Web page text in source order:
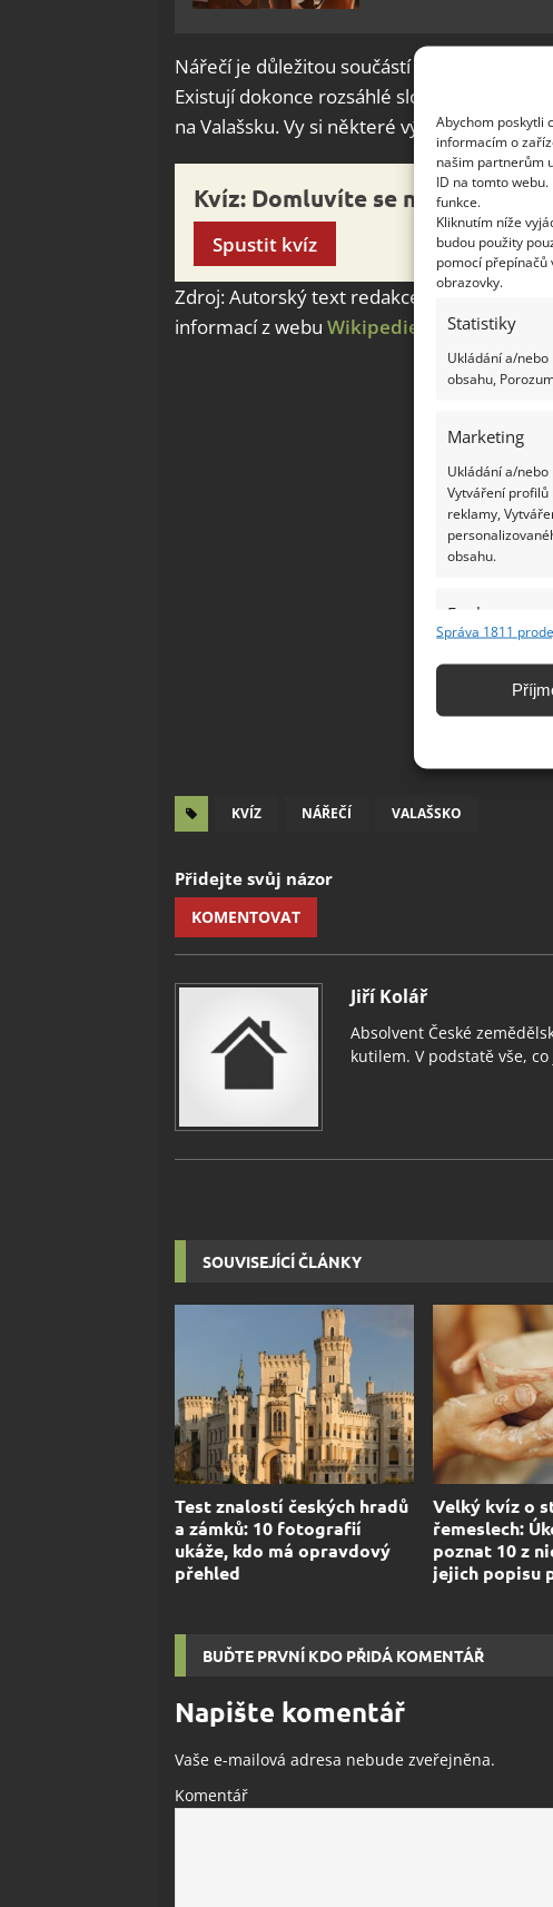
Abychom poskytli
informacím o
našim partnerům
ID na tomto
funkce.
Kliknutím níže
budou použity
pomocí přepínačů
obrazovky.
Statistiky
Ukládání a/
obsahu,
Marketing
Ukládání a/
Vytváření profilů
reklamy,
obsahu.
Funkce
Identifikace
základě
Zajištění
Správa 1811
Nářečí je důležitou součástí místní identity
Existují dokonce rozsáhlé slovníky, které
na Valašsku. Vy si některé výrazy můžete
Kvíz: Domluvíte se na Valašsku?
Spustit kvíz
Zdroj: Autorský text redakce
informací z webu Wikipedie Valašsky
KVÍZ NÁŘEČÍ VALAŠSKO
Přidejte svůj názor
KOMENTOVAT
Jiří Kolář
Absolvent České
kutilem. V podstatě vše,
SOUVISEJÍCÍ ČLÁNKY
Test znalostí českých hradů
a zámků: 10 fotografií
ukáže, kdo má opravdový
přehled
Velký kvíz o
řemeslech:
poznat 10 z
jejich popisu
BUĎTE PRVNÍ KDO PŘIDÁ KOMENTÁŘ
Napište komentář
Vaše e-mailová adresa nebude zveřejněna.
Komentář